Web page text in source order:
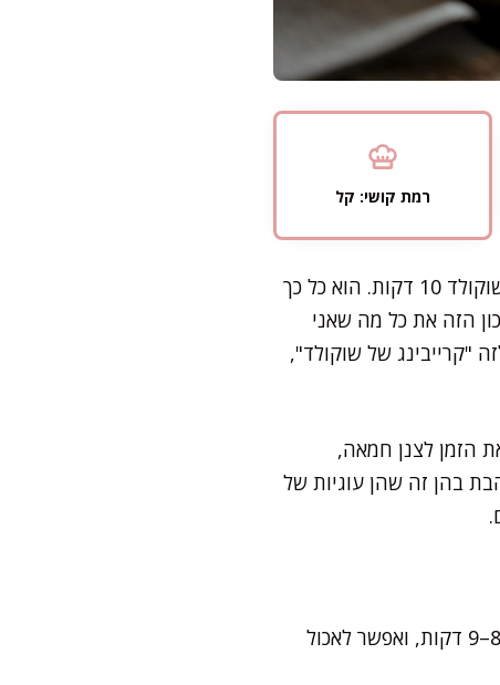
רמת קושי: קל
אם יש משהו שאני חוזרת אליו שוב ושוב בשעות אחר הצהריים, זה המתכון הזה – עוגיות שוקולד 10 דקות. הוא כל כך
הזה את כל מה שאני
"קרייבינג של שוקולד",
תוך 20 דקות. היה לי בדיוק את הזמן לצנן חמאה,
בהן זה שהן עוגיות של
את רוב העבודה תסיימו תוך 10 דקות, כולל ערבוב והכנת התבנית. האפייה עצמה לוקחת 8–9 דקות, ואפשר לאכול